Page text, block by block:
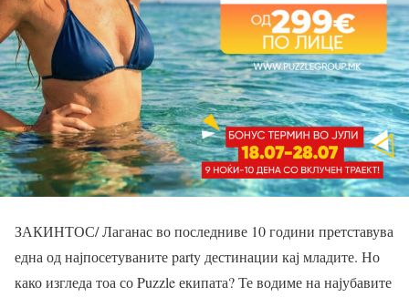
ЗАКИНТОС/ Лаганас во последниве 10 години претставува
една од најпосетуваните party дестинации кај младите. Но
како изгледа тоа со Puzzle екипата? Те водиме на најубавите